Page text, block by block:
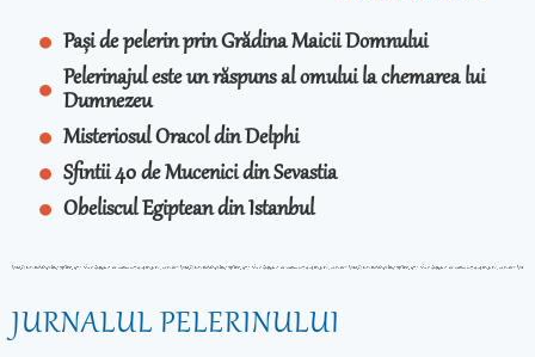
Pași de pelerin prin Grădina Maicii Domnului
Pelerinajul este un răspuns al omului la chemarea lui
Dumnezeu
Misteriosul Oracol din Delphi
Sfintii 40 de Mucenici din Sevastia
Obeliscul Egiptean din Istanbul
JURNALUL PELERINULUI